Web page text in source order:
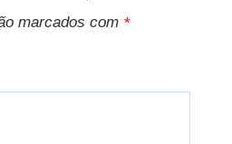
marcados com *